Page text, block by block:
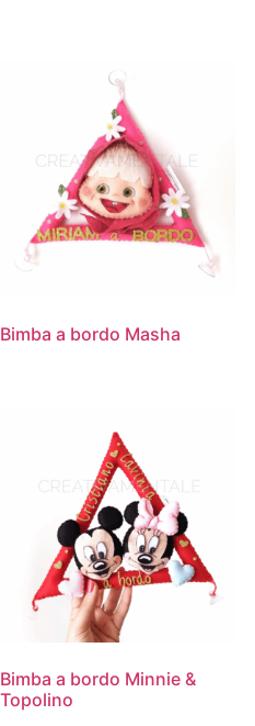
Bimba a bordo Masha
Bimba a bordo Minnie &
Topolino